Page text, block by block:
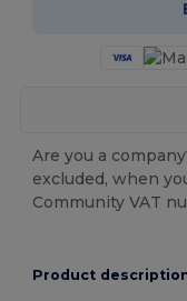
Are you a
excluded, when
Community VAT
Product